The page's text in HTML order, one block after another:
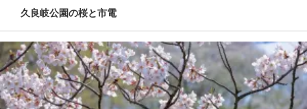
久良岐公園の桜と市電